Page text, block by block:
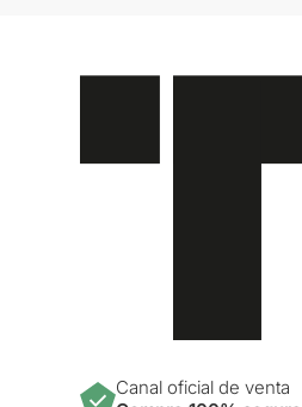
Canal oficial de venta